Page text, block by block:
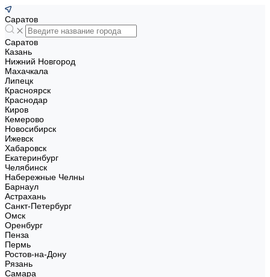
Саратов
Саратов
Казань
Нижний Новгород
Махачкала
Липецк
Красноярск
Краснодар
Киров
Кемерово
Новосибирск
Ижевск
Хабаровск
Екатеринбург
Челябинск
Набережные Челны
Барнаул
Астрахань
Санкт-Петербург
Омск
Оренбург
Пенза
Пермь
Ростов-на-Дону
Рязань
Самара